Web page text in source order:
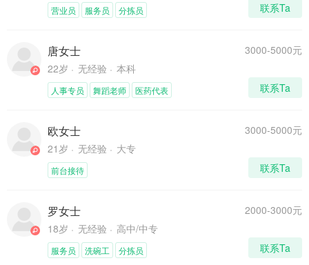
联系Ta
营业员 服务员 分拣员
3000-5000元
唐女士
22岁 无经验
本科
联系Ta
人事专员 舞蹈老师 医药代表
3000-5000元
欧女士
21岁 无经验
大专
联系Ta
前台接待
2000-3000元
罗女士
18岁 无经验
高中/中专
联系Ta
服务员 洗碗工 分拣员